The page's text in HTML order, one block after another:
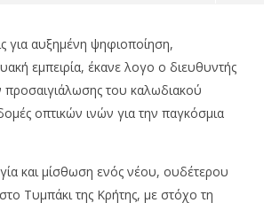
για αυξημένη ψηφιοποίηση,
εμπειρία, έκανε λογο ο διευθυντής
του καλωδιακού
οπτικών ινών για την παγκόσμια
και μίσθωση ενός νέου, ουδέτερου
Τυμπάκι της Κρήτης, με στόχο τη